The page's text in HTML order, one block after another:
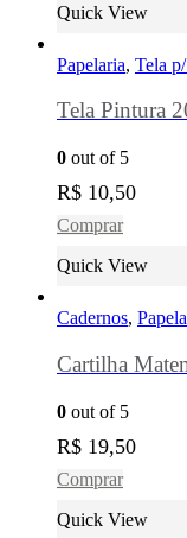
Quick View
Papelaria, Tela
Tela Pintura
0 out of 5
R$ 10,50
Comprar
Quick View
Cadernos,
Cartilha
0 out of 5
R$ 19,50
Comprar
Quick View